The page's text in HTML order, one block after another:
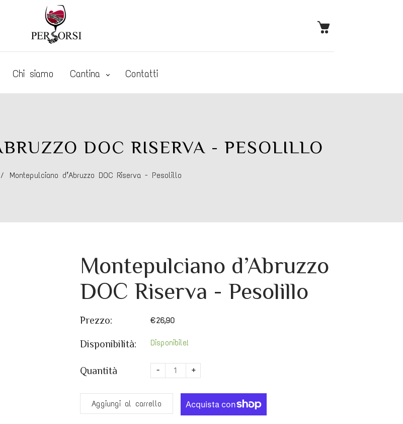
Chi siamo Cantina Contatti
DOC RISERVA - PESOLILLO
/ Montepulciano d’Abruzzo DOC Riserva - Pesolillo
Montepulciano d’Abruzzo
DOC Riserva - Pesolillo
Prezzo: €26,90
Disponibilità: Disponibile!
Quantità - +
Aggiungi al carrello